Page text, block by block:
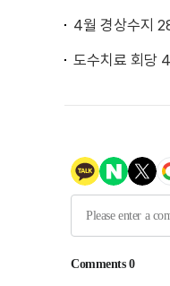
4월 경상수지
도수치료 회당